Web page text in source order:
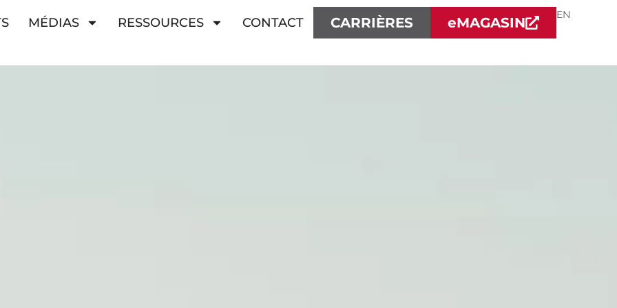
- RÉVISION
MÉDIAS RESSOURCES CONTACT CARRIÈRES eMAGASIN ENEnglish